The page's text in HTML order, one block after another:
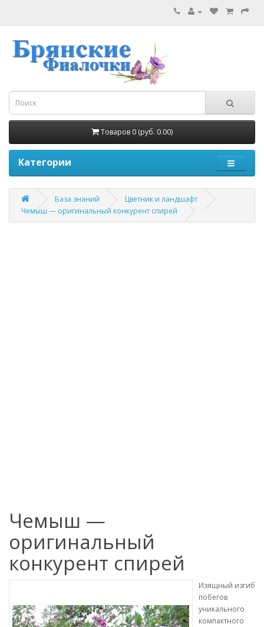
Товаров 0 (руб. 0.00)
Категории
База знаний
Цветник и ландшафт
Чемыш — оригинальный конкурент спирей
Чемыш —
оригинальный
конкурент спирей
Изящный изгиб
побегов
уникального
компактного